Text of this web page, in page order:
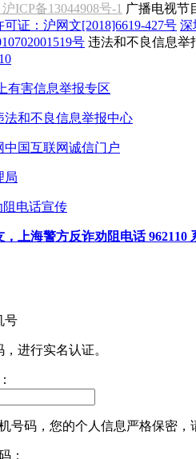
ICP备13044908号-1 广播电视节
证：沪网文[2018]6619-427号 深
号 违法和不良信息举
有害信息举报专区
法和不良信息举报中心
中国互联网诚信门户
局
阻电话宣传
上海警方反诈劝阻电话
号
进行实名认证。
号码，您的个人信息严格保密，
：